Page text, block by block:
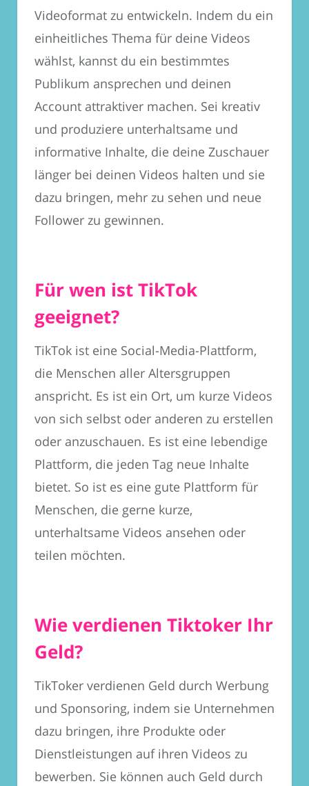
Videoformat zu entwickeln. Indem du ein
einheitliches Thema für deine Videos
wählst, kannst du ein bestimmtes
Publikum ansprechen und deinen
Account attraktiver machen. Sei kreativ
und produziere unterhaltsame und
informative Inhalte, die deine Zuschauer
länger bei deinen Videos halten und sie
dazu bringen, mehr zu sehen und neue
Follower zu gewinnen.
Für wen ist TikTok
geeignet?
TikTok ist eine Social-Media-Plattform,
die Menschen aller Altersgruppen
anspricht. Es ist ein Ort, um kurze Videos
von sich selbst oder anderen zu erstellen
oder anzuschauen. Es ist eine lebendige
Plattform, die jeden Tag neue Inhalte
bietet. So ist es eine gute Plattform für
Menschen, die gerne kurze,
unterhaltsame Videos ansehen oder
teilen möchten.
Wie verdienen Tiktoker Ihr
Geld?
TikToker verdienen Geld durch Werbung
und Sponsoring, indem sie Unternehmen
dazu bringen, ihre Produkte oder
Dienstleistungen auf ihren Videos zu
bewerben. Sie können auch Geld durch